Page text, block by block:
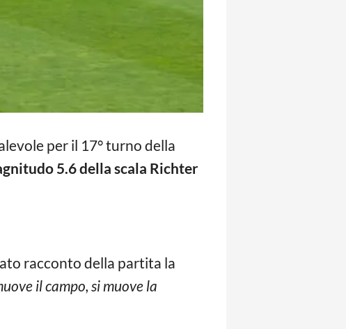
per il 17° turno della
5.6 della scala Richter
racconto della partita la
il campo, si muove la